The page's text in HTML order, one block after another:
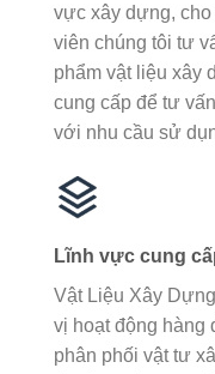
vực xây dựng, cho
viên chúng tôi tư
phẩm vật liệu xây
cung cấp để tư
với nhu cầu sử
Lĩnh vực cung
Vật Liệu Xây
vị hoạt động hàng
phân phối vật tư